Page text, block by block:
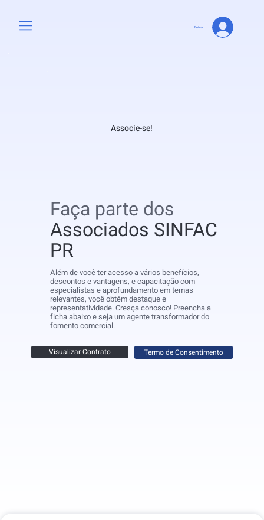
Entrar
Associe-se!
Faça parte dos
Associados SINFAC
PR
Além de você ter acesso a vários benefícios,
descontos e vantagens, e capacitação com
especialistas e aprofundamento em temas
relevantes, você obtém destaque e
representatividade. Cresça conosco! Preencha a
ficha abaixo e seja um agente transformador do
fomento comercial.
Visualizar Contrato Termo de Consentimento